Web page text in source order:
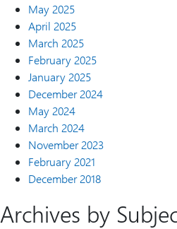
May 2025
April 2025
March 2025
February 2025
January 2025
December 2024
May 2024
March 2024
November 2023
February 2021
December 2018
Archives by